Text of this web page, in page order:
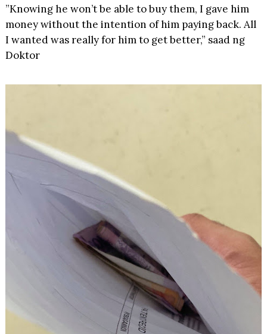
”Knowing he won’t be able to buy them, I gave him
money without the intention of him paying back. All
I wanted was really for him to get better,” saad ng
Doktor